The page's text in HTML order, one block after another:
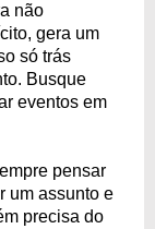
não
gera um
só trás
Busque
eventos em
pensar
um assunto e
precisa do